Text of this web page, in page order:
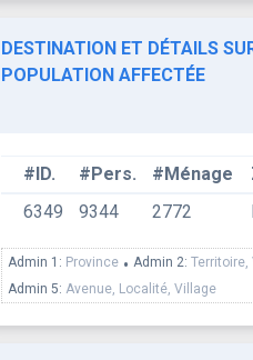
DESTINATION ET DÉTAILS
POPULATION AFFECTÉE
#ID. #Pers. #Ménage
6349
9344 2772
Admin 1: Province • Admin 2: Territoire,
Admin 5: Avenue, Localité, Village